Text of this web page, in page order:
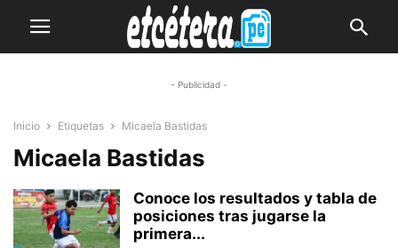
- Publicidad -
Inicio Etiquetas Micaela Bastidas
Micaela Bastidas
Conoce los resultados y tabla de
posiciones tras jugarse la
primera...